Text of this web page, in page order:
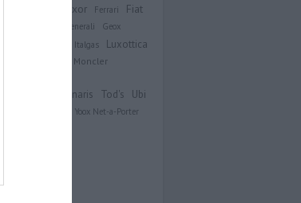
Exor Ferrari
Fiat
Generali Geox
Italgas Luxottica
Moncler
Tenaris Tod's
Ubi
Yoox Net-a-Porter